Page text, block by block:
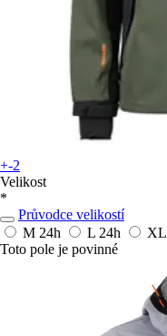
+-2
Velikost
*
Průvodce velikostí
M 24h L 24h XL
Toto pole je povinné